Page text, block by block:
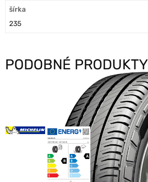
šírka
235
PODOBNÉ PRODUKTY